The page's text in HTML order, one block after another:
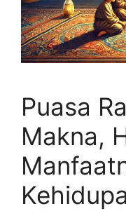
Puasa
Makna,